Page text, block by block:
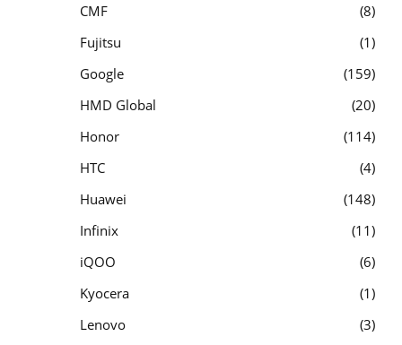
CMF
8
Fujitsu
1
Google
159
HMD Global
20
Honor
114
HTC
4
Huawei
148
Infinix
11
iQOO
6
Kyocera
1
Lenovo
3